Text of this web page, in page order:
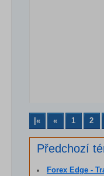
|« « 1 2
Předchozí
Forex Edge -